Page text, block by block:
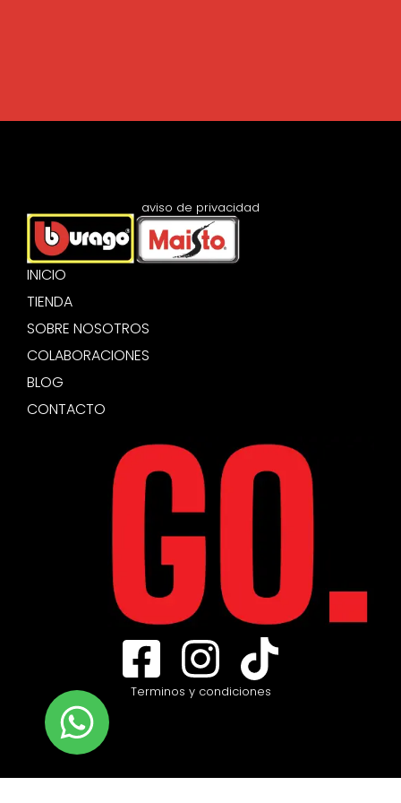
INICIO
TIENDA
SOBRE NOSOTROS
COLABORACIONES
BLOG
CONTACTO
aviso de privacidad
Terminos y condiciones